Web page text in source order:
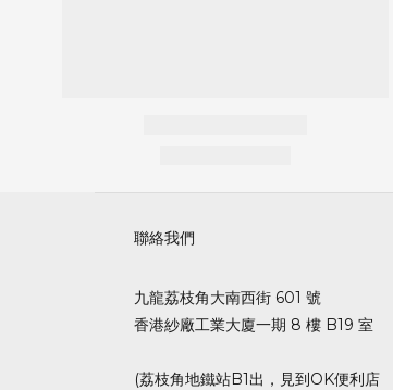
聯絡我們
九龍荔枝角大南西街 601 號
香港紗廠工業大廈一期 8 樓 B19 室
(荔枝角地鐵站B1出，見到OK便利店